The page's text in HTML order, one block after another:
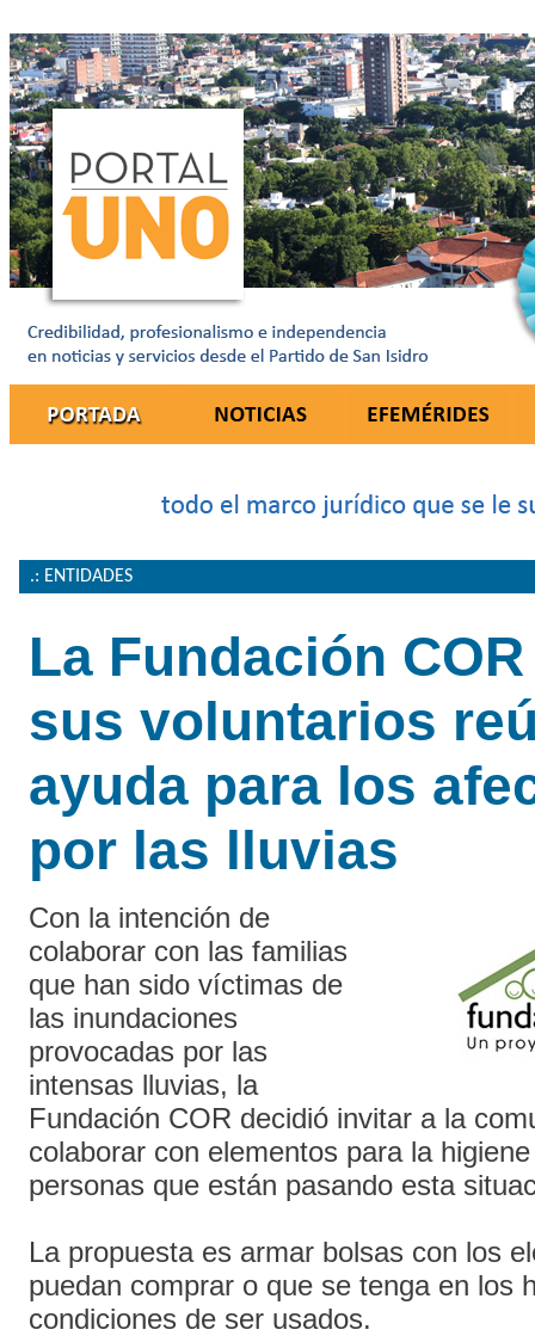
.: ENTIDADES
La Fundación
sus voluntarios
ayuda para los
por las lluvias
Con la intención de
colaborar con las familias
que han sido víctimas de
las inundaciones
provocadas por las
intensas lluvias, la
Fundación COR decidió invitar a la
colaborar con elementos para la
personas que están pasando esta
La propuesta es armar bolsas con los
puedan comprar o que se tenga en los
condiciones de ser usados.